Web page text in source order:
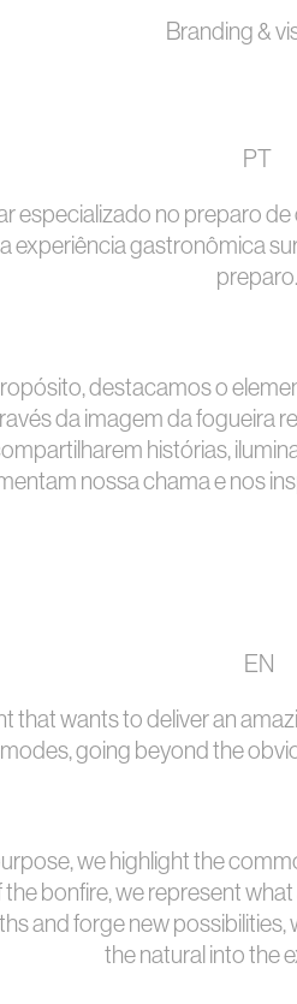
Branding &
PT
especializado no preparo
experiência gastronômica
preparo.
destacamos o
da imagem da fogueira
histórias,
nossa chama e nos
EN
that wants to deliver an
modes​​​​​​​,going beyond the
we highlight the
bonfire, we represent
and forge new
the natural into the